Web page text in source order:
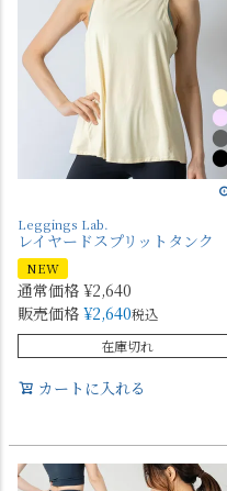
Leggings Lab.
レイヤードスプリットタンク
NEW
通常価格 ¥2,640
販売価格 ¥2,640税込
在庫切れ
カートに入れる